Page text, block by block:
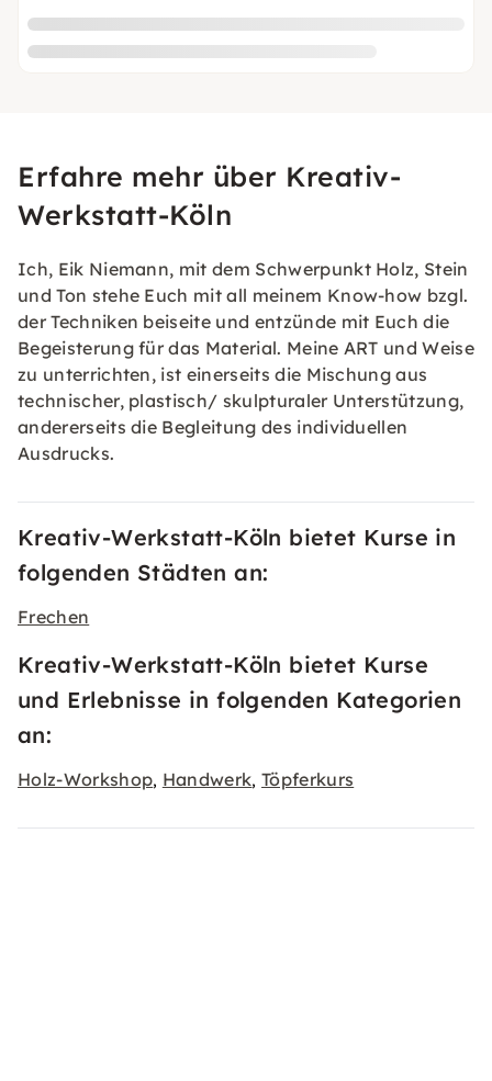
Erfahre mehr über Kreativ-
Werkstatt-Köln
Ich, Eik Niemann, mit dem Schwerpunkt Holz, Stein
und Ton stehe Euch mit all meinem Know-how bzgl.
der Techniken beiseite und entzünde mit Euch die
Begeisterung für das Material. Meine ART und Weise
zu unterrichten, ist einerseits die Mischung aus
technischer, plastisch/ skulpturaler Unterstützung,
andererseits die Begleitung des individuellen
Ausdrucks.
Kreativ-Werkstatt-Köln bietet Kurse in
folgenden Städten an:
Frechen
Kreativ-Werkstatt-Köln bietet Kurse
und Erlebnisse in folgenden Kategorien
an:
Holz-Workshop, Handwerk,Töpferkurs